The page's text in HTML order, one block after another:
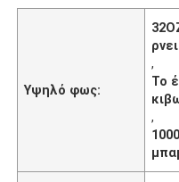
Υψηλό φως:
,
Το
,